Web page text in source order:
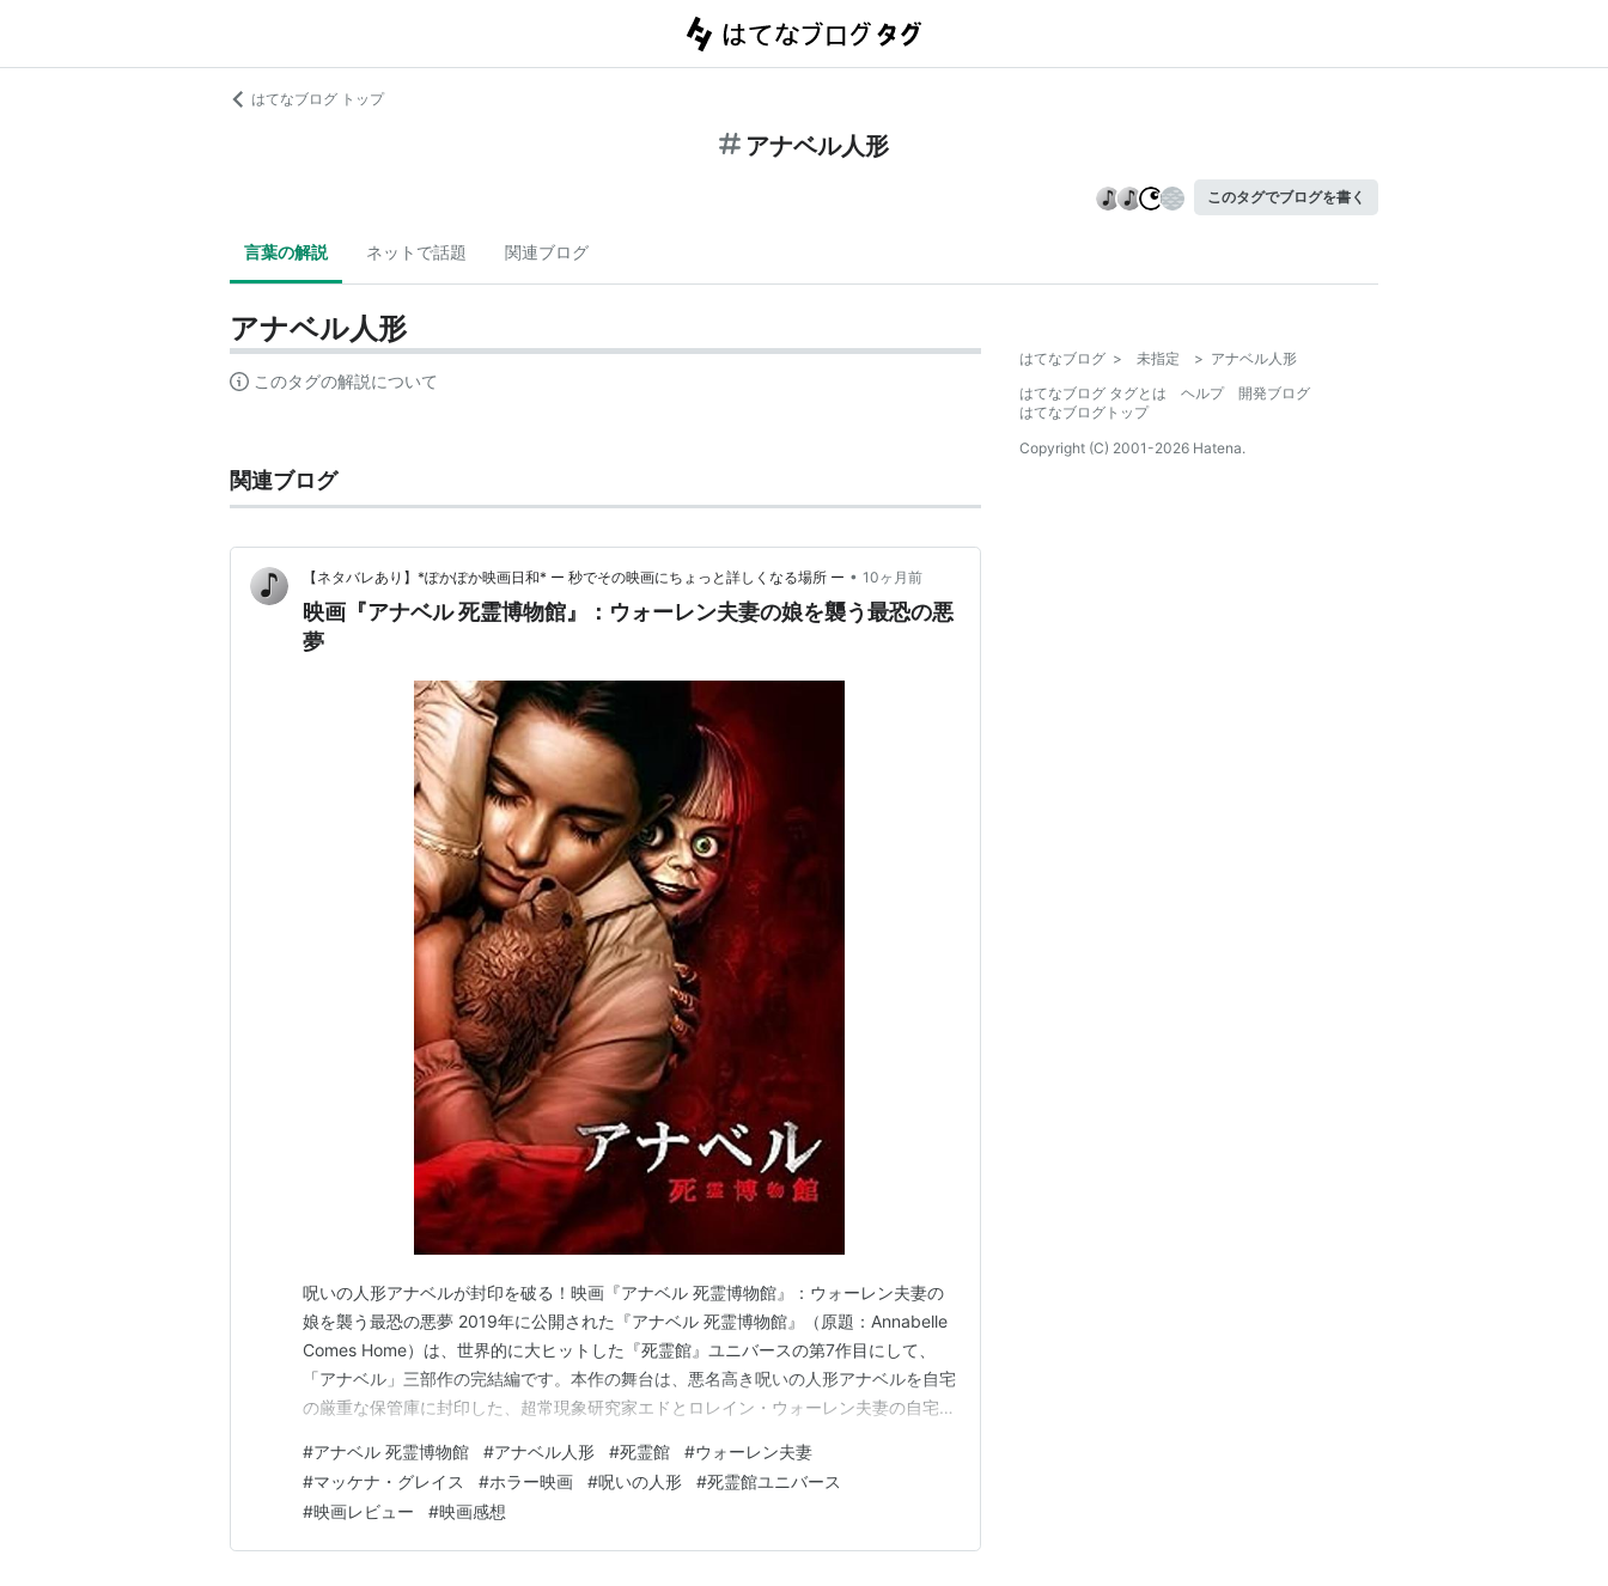
はてなブログ トップ
アナベル人形
このタグでブログを書く
言葉の解説 ネットで話題 関連ブログ
アナベル人形
このタグの解説について
関連ブログ
【ネタバレあり】*ぽかぽか映画日和* ー 秒でその映画にちょっと詳しくなる場所 ー • 10ヶ月前
映画『アナベル 死霊博物館』：ウォーレン夫妻の娘を襲う最恐の悪
夢
呪いの人形アナベルが封印を破る！映画『アナベル 死霊博物館』：ウォーレン夫妻の
娘を襲う最恐の悪夢 2019年に公開された『アナベル 死霊博物館』（原題：Annabelle
Comes Home）は、世界的に大ヒットした『死霊館』ユニバースの第7作目にして、
「アナベル」三部作の完結編です。本作の舞台は、悪名高き呪いの人形アナベルを自宅
の厳重な保管庫に封印した、超常現象研究家エドとロレイン・ウォーレン夫妻の自宅。
友人が留守番をする中、アナベルは聖なるガラスケースの封印を破ってしまいます。こ
れによって、ウォーレン家の地下室…
#アナベル 死霊博物館 #アナベル人形 #死霊館 #ウォーレン夫妻
#マッケナ・グレイス #ホラー映画 #呪いの人形 #死霊館ユニバース
#映画レビュー #映画感想
はてなブログ > 未指定 > アナベル人形
はてなブログ タグとは
ヘルプ
開発ブログ
はてなブログトップ
Copyright (C) 2001-2026 Hatena.